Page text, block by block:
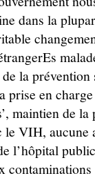
dans la
la prévention
prise en
maintien de
le VIH, aucune
l’hôpital